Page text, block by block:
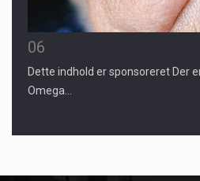
06
Dette indhold er sponsoreret Der
Omega…